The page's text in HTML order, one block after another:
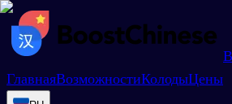
ГлавнаяВозможностиКолодыЦены